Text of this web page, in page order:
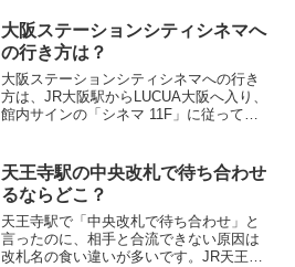
フェは電源提供の記載が確認でき...
大阪ステーションシティシネマへ
の行き方は？
大阪ステーションシティシネマへの行き
方は、JR大阪駅からLUCUA大阪へ入り、
館内サインの「シネマ 11F」に従って上
出やすいので、混雑時はエスカレーター
経由...
天王寺駅の中央改札で待ち合わせ
るならどこ？
天王寺駅で「中央改札で待ち合わせ」と
言ったのに、相手と合流できない原因は
改札名の食い違いが多いです。JR天王寺